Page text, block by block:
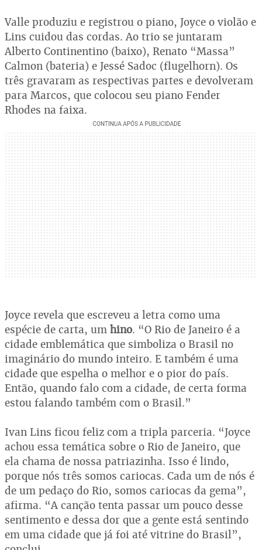
Valle produziu e registrou o piano, Joyce o violão e
Lins cuidou das cordas. Ao trio se juntaram
Alberto Continentino (baixo), Renato “Massa”
Calmon (bateria) e Jessé Sadoc (flugelhorn). Os
três gravaram as respectivas partes e devolveram
para Marcos, que colocou seu piano Fender
Rhodes na faixa.
Joyce revela que escreveu a letra como uma
espécie de carta, um hino. “O Rio de Janeiro é a
cidade emblemática que simboliza o Brasil no
imaginário do mundo inteiro. E também é uma
cidade que espelha o melhor e o pior do país.
Então, quando falo com a cidade, de certa forma
estou falando também com o Brasil.”
Ivan Lins ficou feliz com a tripla parceria. “Joyce
achou essa temática sobre o Rio de Janeiro, que
ela chama de nossa patriazinha. Isso é lindo,
porque nós três somos cariocas. Cada um de nós é
de um pedaço do Rio, somos cariocas da gema”,
afirma. “A canção tenta passar um pouco desse
sentimento e dessa dor que a gente está sentindo
em uma cidade que já foi até vitrine do Brasil”,